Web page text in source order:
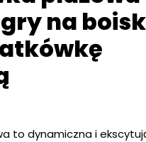
na
to dynamiczna i